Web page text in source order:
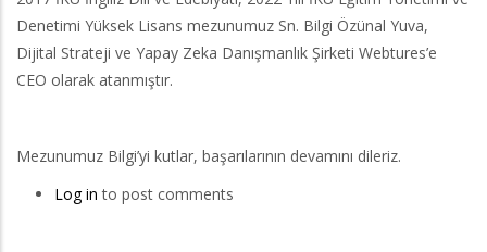
Denetimi Yüksek Lisans mezunumuz Sn. Bilgi Özünal Yuva,
Dijital Strateji ve Yapay Zeka Danışmanlık Şirketi Webtures’e
CEO olarak atanmıştır.
Mezunumuz Bilgi’yi kutlar, başarılarının devamını dileriz.
Log in to post comments